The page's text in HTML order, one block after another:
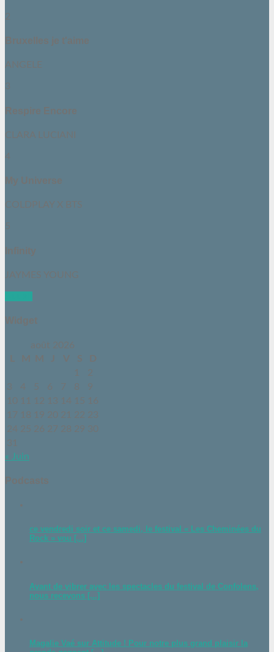
2
Bruxelles je t'aime
ANGELE
3
Respire Encore
CLARA LUCIANI
4
My Universe
COLDPLAY X BTS
5
Infinity
JAYMES YOUNG
Widget
août 2026
L
M M J V S
D
1
2
3
4 5 6 7 8
9
10 11 12 13 14 15 16
17 18 19 20 21 22 23
24 25 26 27 28 29 30
31
« Juin
Podcasts
ce vendredi soir et ce samedi, le festival « Les Cheminées du
Rock » vou [...]
Avant de vibrer avec les spectacles du festival de Confolens,
nous recevons [...]
Magalie Vaé sur Attitude ! Pour notre plus grand plaisir la